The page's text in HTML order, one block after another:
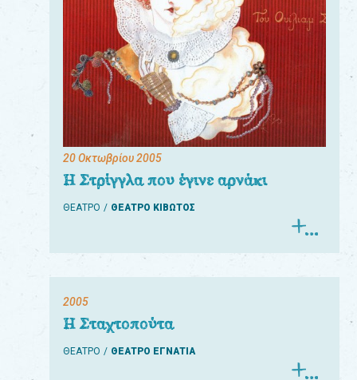
20 Οκτωβρίου 2005
Η Στρίγγλα που έγινε αρνάκι
ΘΕΑΤΡΟ ΘΕΑΤΡΟ ΚΙΒΩΤΟΣ
2005
Η Σταχτοπούτα
ΘΕΑΤΡΟ ΘΕΑΤΡΟ ΕΓΝΑΤΙΑ